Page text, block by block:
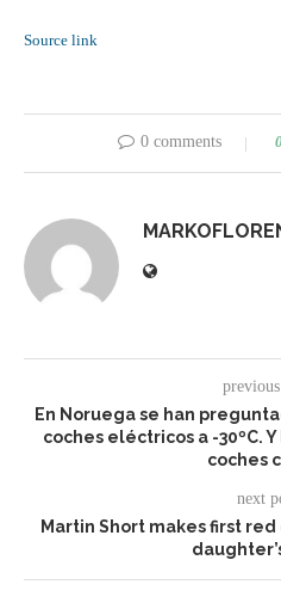
Source link
0 comments
En Noruega se han
coches eléctricos a -30ºC.
coches
next
Martin Short makes first